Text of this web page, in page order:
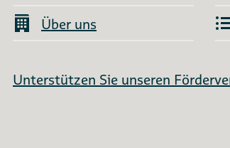
Über uns
Unterstützen Sie unseren